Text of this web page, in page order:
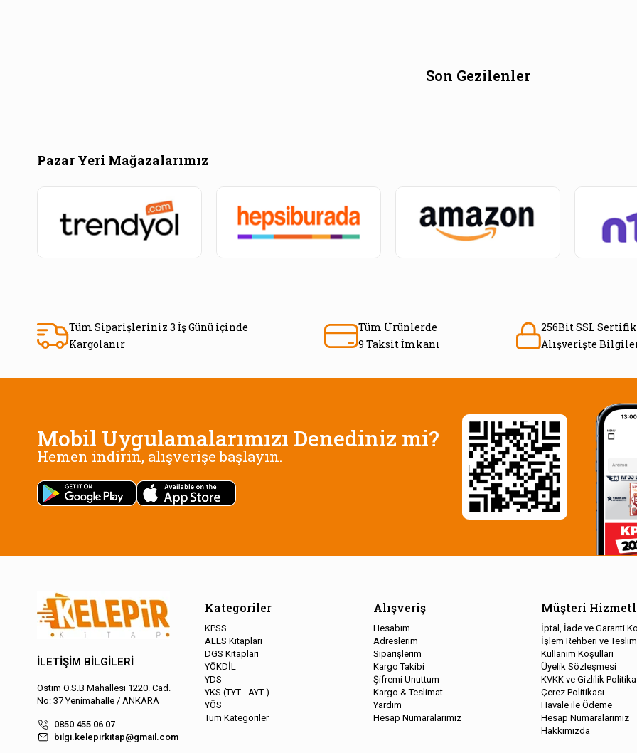
Son Gezilenler
Pazar Yeri Mağazalarımız
Tüm Siparişleriniz 3 İş Günü içinde
Kargolanır
Tüm Ürünlerde
9 Taksit İmkanı
256Bit SSL
Alışverişte
Mobil Uygulamalarımızı Denediniz mi?
Hemen indirin, alışverişe başlayın.
İLETİŞİM BİLGİLERİ
Ostim O.S.B Mahallesi 1220. Cad.
No: 37 Yenimahalle / ANKARA
0850 455 06 07
bilgi.kelepirkitap@gmail.com
Kategoriler
KPSS
ALES Kitapları
DGS Kitapları
YÖKDİL
YDS
YKS (TYT - AYT )
YÖS
Tüm Kategoriler
Alışveriş
Hesabım
Adreslerim
Siparişlerim
Kargo Takibi
Şifremi Unuttum
Kargo & Teslimat
Yardım
Hesap Numaralarımız
Müşteri
İptal, İade ve Garanti
İşlem Rehberi ve
Kullanım Koşulları
Üyelik Sözleşmesi
KVKK ve Gizlilik
Çerez Politikası
Havale ile Ödeme
Hesap Numaralarımız
Hakkımızda